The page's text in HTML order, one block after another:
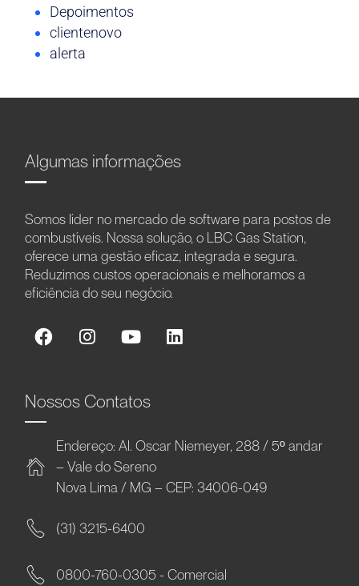
Depoimentos
clientenovo
alerta
Algumas informações
Somos líder no mercado de software para postos de
combustíveis. Nossa solução, o LBC Gas Station,
oferece uma gestão eficaz, integrada e segura.
Reduzimos custos operacionais e melhoramos a
eficiência do seu negócio.
Nossos Contatos
Endereço: Al. Oscar Niemeyer, 288 / 5º andar
– Vale do Sereno
Nova Lima / MG – CEP: 34006-049
(31) 3215-6400
0800-760-0305 - Comercial